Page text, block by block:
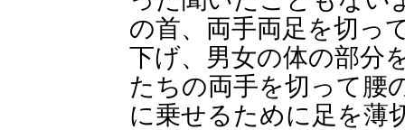
の首、両手両足を切っ
下げ、男女の体の部分
たちの両手を切って腰
に乗せるために足を薄